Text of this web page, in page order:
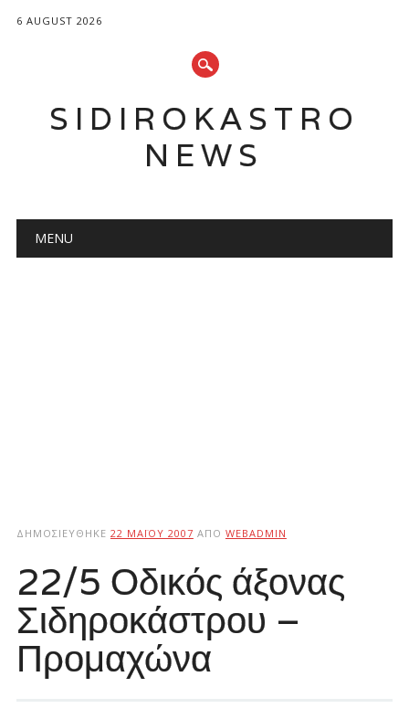
6 AUGUST 2026
SIDIROKASTRO
NEWS
Main menu
MENU
ΔΗΜΟΣΙΕΎΘΗΚΕ 22 ΜΑΪ́ΟΥ 2007 ΑΠΌ WEBADMIN
22/5 Οδικός άξονας
Σιδηροκάστρου –
Προμαχώνα